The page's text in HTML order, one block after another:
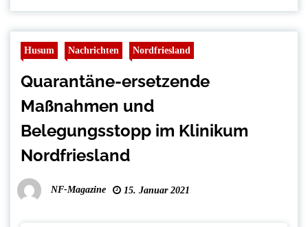
Husum Nachrichten Nordfriesland
Quarantäne-ersetzende
Maßnahmen und
Belegungsstopp im Klinikum
Nordfriesland
NF-Magazine 15. Januar 2021